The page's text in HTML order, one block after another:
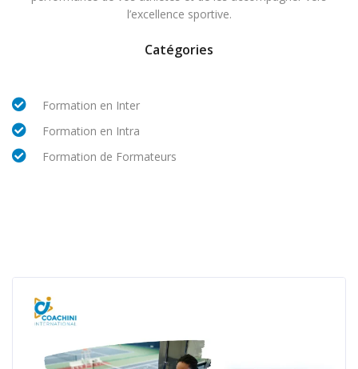
l’excellence sportive.
Catégories
Formation en Inter
Formation en Intra
Formation de Formateurs